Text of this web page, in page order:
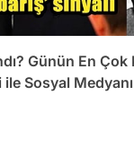
Günün En
ile Sosyal